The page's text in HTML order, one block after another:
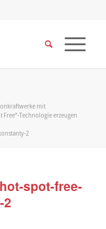
mit
Technologie erzeugen
2
spot-free-